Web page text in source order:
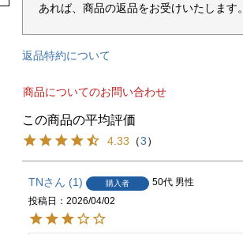
あれば、商品の返品をお受けいたします。
返品特約について
商品についてのお問い合わせ
4.33 （3）
TN 1 購入者 50代 男性
投稿日
2026/04/02